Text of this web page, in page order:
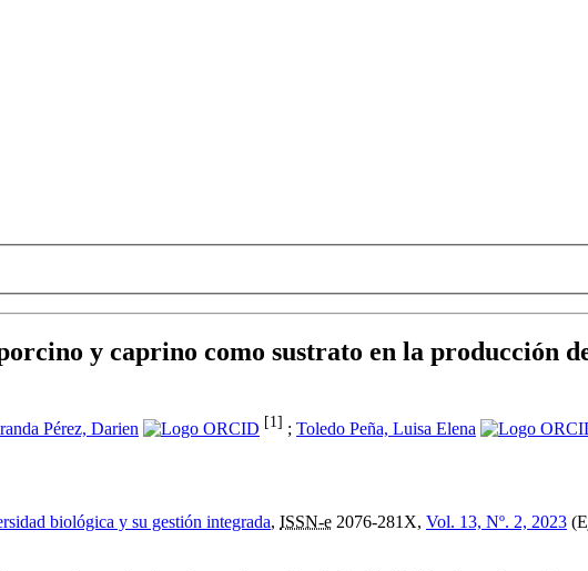
y caprino como sustrato en la producción
Pérez, Darien [1] ; Toledo Peña, Luisa Elena
biológica y su gestión integrada, ISSN-e 2076-281X, Vol. 13, Nº. 2, 2023